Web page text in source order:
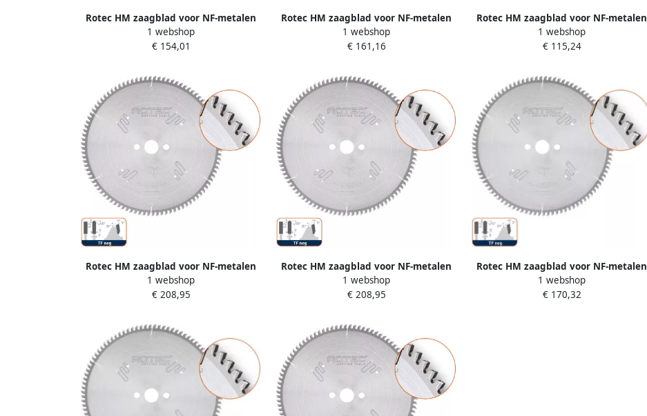
Rotec HM zaagblad voor NF-metalen
ø350x3 3x40mm Z=84 TF pos 5550065
1 webshop
€ 154,01
Rotec HM zaagblad voor NF-metalen
ø350x3 3x30mm Z=96 TF neg 5552135
1 webshop
€ 161,16
Rotec HM zaagblad voor NF-metalen
ø250x3 2x30mm Z=80 TF neg 5552025
1 webshop
€ 115,24
Rotec HM zaagblad voor NF-metalen
ø400x3 8x32mm Z=96 TF neg 5552190
1 webshop
€ 208,95
Rotec HM zaagblad voor NF-metalen
ø400x3 8x30mm Z=96 TF neg 5552180
1 webshop
€ 208,95
Rotec HM zaagblad voor NF-metalen
ø350x3 4x40mm Z=108 TF neg 5552165
1 webshop
€ 170,32